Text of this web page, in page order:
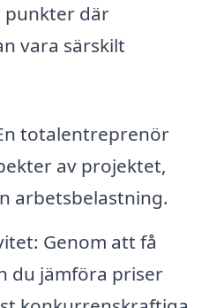
punkter där
vara särskilt
totalentreprenör
av projektet,
arbetsbelastning.
Genom att få
du jämföra priser